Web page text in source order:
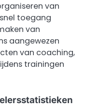
van
toegang
van
aangewezen
van coaching,
trainingen